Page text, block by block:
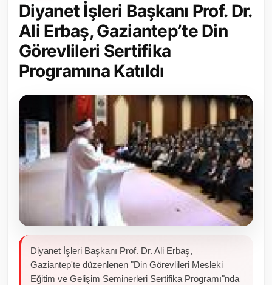
Yerel Yönetimler
Mülki İdare
Toplum ve Yaşam
Sivil Toplum Kuruluşları
Kamu Kurumları ve Üst Kurullar
Resmi Reklamlar
Diyanet İşleri Başkanı Prof. Dr.
Ali Erbaş, Gaziantep’te Din
Görevlileri Sertifika
Programına Katıldı
Diyanet İşleri Başkanı Prof. Dr. Ali Erbaş,
Gaziantep'te düzenlenen "Din Görevlileri Mesleki
Eğitim ve Gelişim Seminerleri Sertifika Programı"nda